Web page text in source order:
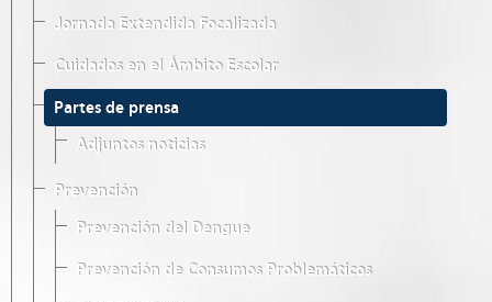
Jornada Extendida Focalizada
Cuidados en el Ámbito Escolar
Partes de prensa
Adjuntos noticias
Prevención
Prevención del Dengue
Prevención de Consumos Problemáticos